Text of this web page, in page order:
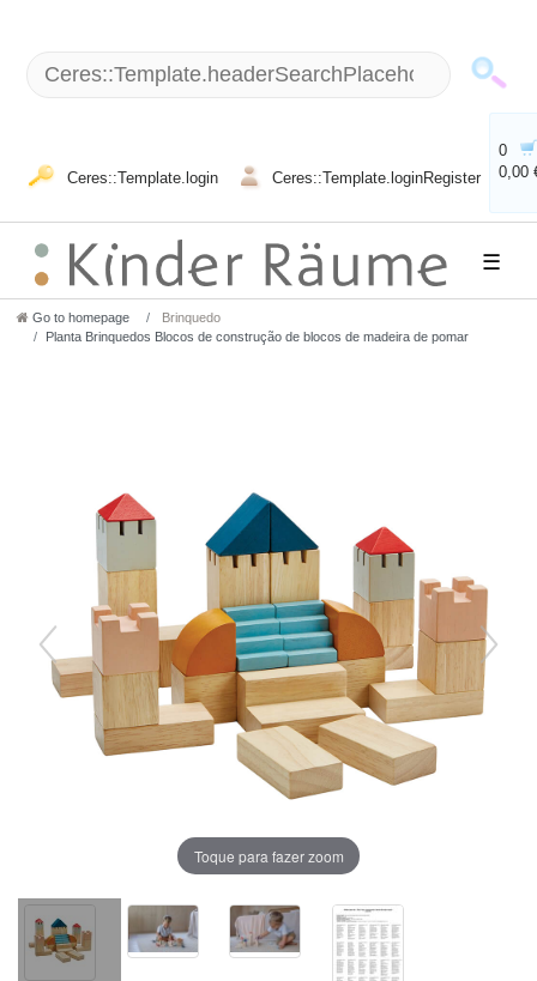
Ceres::Template.login Ceres::Template.loginRegister
0
0,00
☰
Go to homepage
Brinquedo
Planta Brinquedos Blocos de construção de blocos de madeira de pomar
Toque para fazer zoom